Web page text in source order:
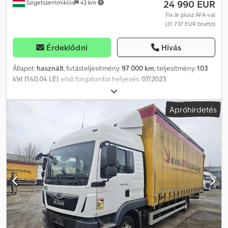
- Rádió előkészítés 24V - Tartalékkeréktartó a hátsó tengely
mögött - Tárcsafék hátsó tengelyen - Tárcsafék első tengelyen -
Stabilisátor a hátulsó tengelyen - Stabilisátor az első tengelyen -
kuplungos ventilátor - 18 t. engedélyezett össztömeg
Szigetszentmiklós 43 km 24 990 EUR
Fix ár plusz ÁFA-val
(31 737 EUR bruttó)
Érdeklődni Hívás
Állapot: használt, futásteljesítmény:97 000 km, teljesítmény:103
kW (140,04 LE), első forgalomba helyezés:07/2023,
, össztömeg:
hajtástípus:mechanikai, kibocsátási osztály:Euro 6, ülések száma:
, rakodótér szélesség:1 770 mm,
1 960 mm , Gyártási év: 2023, Felszereltség:
elektronikus stabilitásprogram (ESP), központi zár,
légkondicionálás , Főbb felszereltség: Bluetooth, multimédia
rendszer, multifunkciós kormánykerék, elektromos tükrök és
ablakok stb. Hívjon minket WhatsApp/Viber-en is) E-mail:
Dwedpfszr S Rpsx Ap Dsa
Apróhirdetés